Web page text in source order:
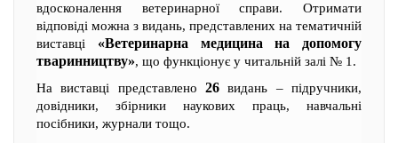
вдосконалення ветеринарної справи. Отримати
відповіді можна з видань, представлених на тематичній
виставці «Ветеринарна медицина на допомогу
тваринництву», що функціонує у читальній залі № 1.
На виставці представлено 26 видань – підручники,
довідники, збірники наукових праць, навчальні
посібники, журнали тощо.